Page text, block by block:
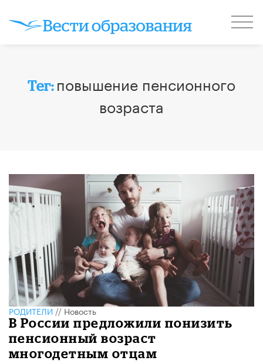
Тег: повышение пенсионного
возраста
РОДИТЕЛИ//Новость
В России предложили понизить
пенсионный возраст
многодетным отцам